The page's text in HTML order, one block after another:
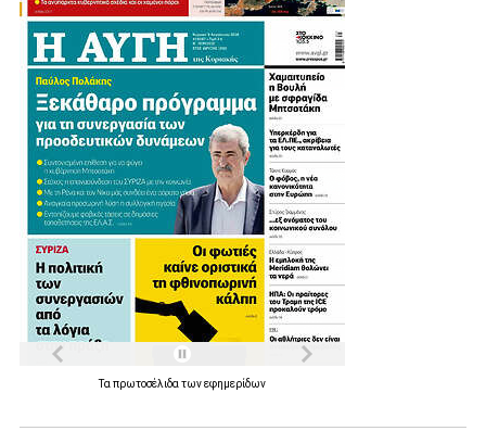
Τα πρωτοσέλιδα τωνεφημερίδων